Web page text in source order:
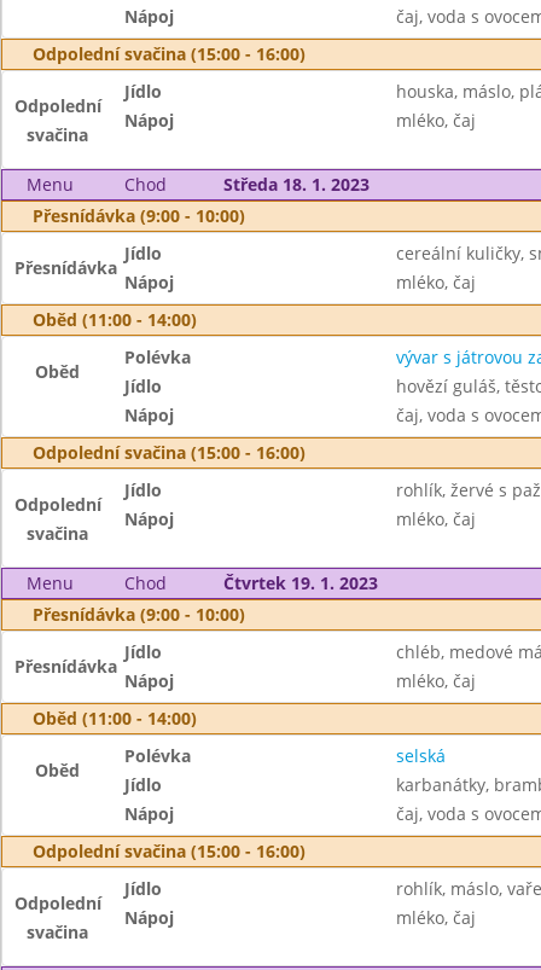
Nápoj
čaj, voda s
Odpolední svačina (15:00 - 16:00)
Odpolední
svačina
Jídlo
houska, máslo,
Nápoj
mléko, čaj
Menu Chod
Středa 18. 1. 2023
Přesnídávka (9:00 - 10:00)
Přesnídávka
Jídlo
cereální kuličky,
Nápoj
mléko, čaj
Oběd (11:00 - 14:00)
Oběd
Polévka
vývar s játrovou
Jídlo
hovězí guláš,
Nápoj
čaj, voda s
Odpolední svačina (15:00 - 16:00)
Odpolední
svačina
Jídlo
rohlík, žervé s
Nápoj
mléko, čaj
Menu Chod
Čtvrtek 19. 1. 2023
Přesnídávka (9:00 - 10:00)
Přesnídávka
Jídlo
chléb, medové
Nápoj
mléko, čaj
Oběd (11:00 - 14:00)
Oběd
Polévka
selská
Jídlo
karbanátky,
Nápoj
čaj, voda s
Odpolední svačina (15:00 - 16:00)
Odpolední
svačina
Jídlo
rohlík, máslo,
Nápoj
mléko, čaj